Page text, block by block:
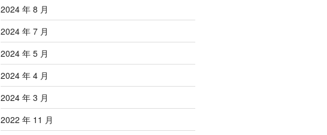
2024 年 8 月
2024 年 7 月
2024 年 5 月
2024 年 4 月
2024 年 3 月
2022 年 11 月